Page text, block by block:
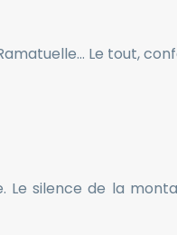
Le tout,
silence de la